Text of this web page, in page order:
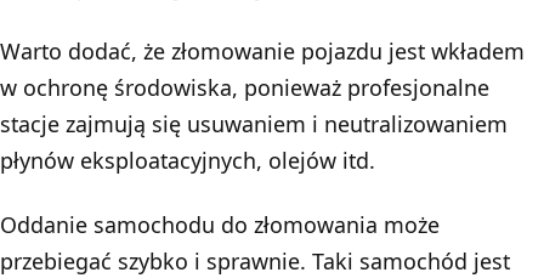
Warto dodać, że złomowanie pojazdu jest wkładem
w ochronę środowiska, ponieważ profesjonalne
stacje zajmują się usuwaniem i neutralizowaniem
płynów eksploatacyjnych, olejów itd.
Oddanie samochodu do złomowania może
przebiegać szybko i sprawnie. Taki samochód jest